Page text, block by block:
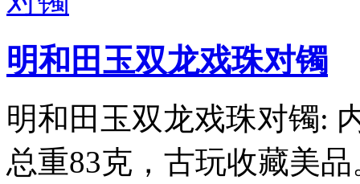
明和田玉双龙戏珠对镯
明和田玉双龙戏珠对镯:
总重83克，古玩收藏美